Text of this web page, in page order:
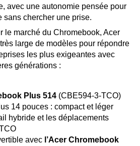
avec une autonomie pensée pour
sans chercher une prise.
le marché du Chromebook, Acer
large de modèles pour répondre
les plus exigeantes avec
générations :
Plus 514 (CBE594-3-TCO)
14 pouces : compact et léger
hybride et les déplacements
avec l’Acer Chromebook